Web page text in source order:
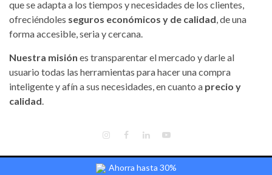
Ahorra hasta 30%
que se adapta a los tiempos y necesidades de los clientes,
ofreciéndoles seguros económicos y de calidad, de una
forma accesible, seria y cercana.
Nuestra misión es transparentar el mercado y darle al
usuario todas las herramientas para hacer una compra
inteligente y afín a sus necesidades, en cuanto a precio y
calidad.
INSTAGRAM
FACEBOOK
LINKEDIN
YOUTUBE
Segurarse | Todos los derechos reservados.